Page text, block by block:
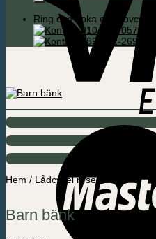
Ring och boka en
010-330-0575
085-592-2695
Hem / Lådcykel reservdelar
Barn bänk